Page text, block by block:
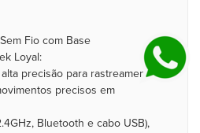
Fio com Base
Loyal:
alta precisão para rastreamento
precisos em
Bluetooth e cabo USB),